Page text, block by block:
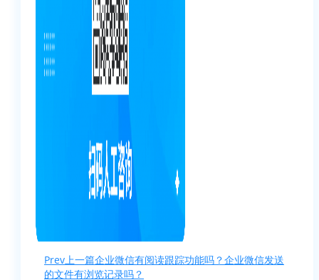
Prev上一篇企业微信有阅读跟踪功能吗？企业微信发送
的文件有浏览记录吗？